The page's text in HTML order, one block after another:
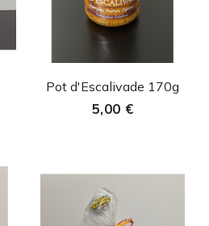
Aperçu rapide
Pot d'Escalivade 170g
5,00 €